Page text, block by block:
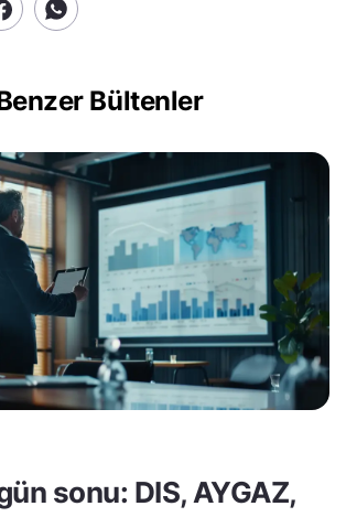
Bültenler
sonu: DIS, AYGAZ,